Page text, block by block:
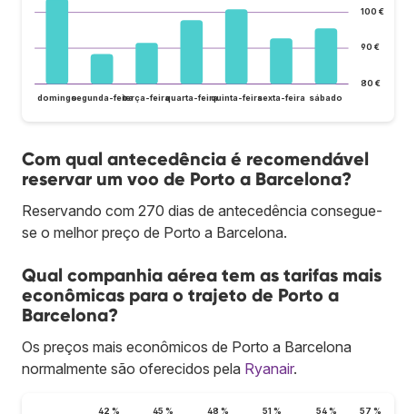
80 €
90 €
100 €
domingosegunda-feiraterça-feiraquarta-feiraquinta-feirasexta-feira sábado
Com qual antecedência é recomendável
reservar um voo de Porto a Barcelona?
Reservando com 270 dias de antecedência consegue-
se o melhor preço de Porto a Barcelona.
Qual companhia aérea tem as tarifas mais
econômicas para o trajeto de Porto a
Barcelona?
Os preços mais econômicos de Porto a Barcelona
normalmente são oferecidos pela Ryanair.
42 % 45 % 48 % 51 % 54 % 57 %